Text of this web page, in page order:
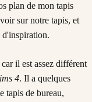
plan de mon tapis
sur notre tapis, et
d'inspiration.
il est assez différent
4. Il a quelques
tapis de bureau,